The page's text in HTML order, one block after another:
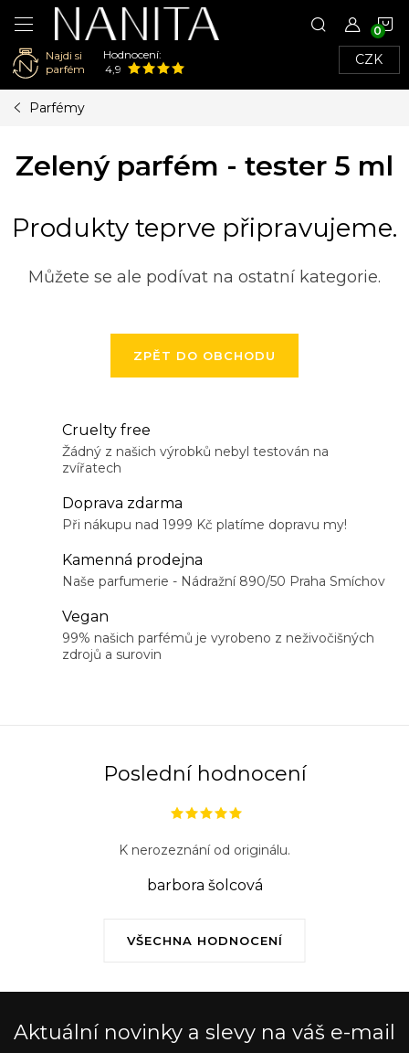
Najdi si
parfém
Hodnocení:
4,9
CZK
Parfémy
Zelený parfém - tester 5 ml
Produkty teprve připravujeme.
Můžete se ale podívat na ostatní kategorie.
ZPĚT DO OBCHODU
Cruelty free
Žádný z našich výrobků nebyl testován na
zvířatech
Doprava zdarma
Při nákupu nad 1999 Kč platíme dopravu my!
Kamenná prodejna
Naše parfumerie - Nádražní 890/50 Praha Smíchov
Vegan
99% našich parfémů je vyrobeno z neživočišných
zdrojů a surovin
Poslední hodnocení
VŠECHNA HODNOCENÍ
K nerozeznání od originálu.
barbora šolcová
Aktuální novinky a slevy na váš e-mail